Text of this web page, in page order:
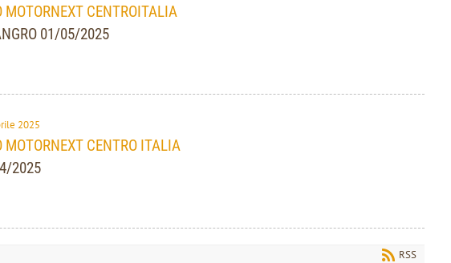
CENTROITALIA
01/05/2025
2025
CENTRO ITALIA
2025
RSS